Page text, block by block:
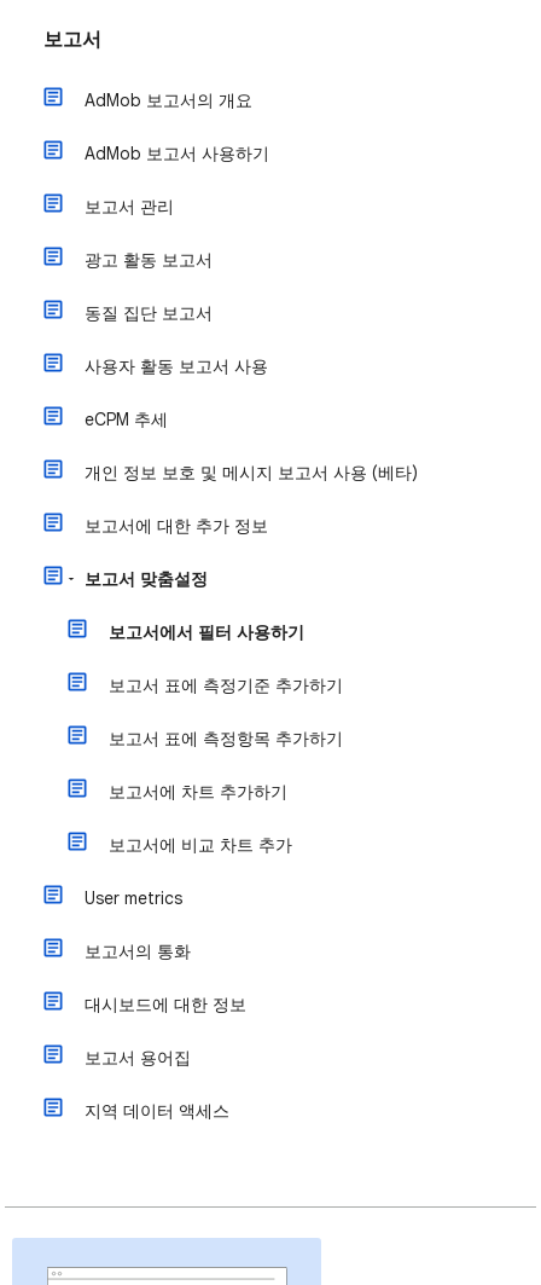
보고서
AdMob 보고서의 개요
AdMob 보고서 사용하기
보고서 관리
광고 활동 보고서
동질 집단 보고서
사용자 활동 보고서 사용
eCPM 추세
개인 정보 보호 및 메시지 보고서 사용 (베타)
보고서에 대한 추가 정보
보고서 맞춤설정
보고서에서 필터 사용하기
보고서 표에 측정기준 추가하기
보고서 표에 측정항목 추가하기
보고서에 차트 추가하기
보고서에 비교 차트 추가
User metrics
보고서의 통화
대시보드에 대한 정보
보고서 용어집
지역 데이터 액세스